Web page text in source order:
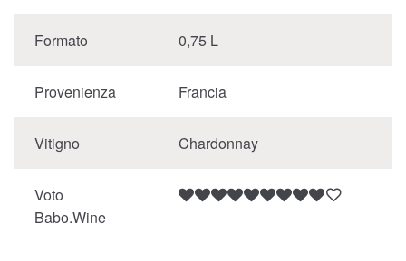
Formato 0,75 L
Provenienza Francia
Vitigno Chardonnay
Voto
Babo.Wine